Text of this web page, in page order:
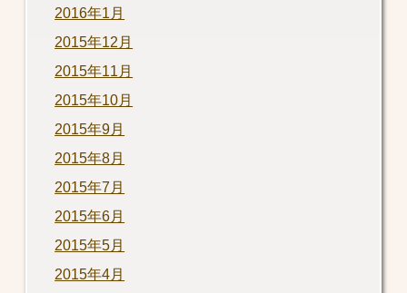
2016年1月
2015年12月
2015年11月
2015年10月
2015年9月
2015年8月
2015年7月
2015年6月
2015年5月
2015年4月